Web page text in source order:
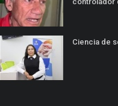
Ciencia de